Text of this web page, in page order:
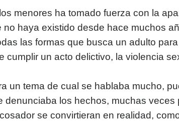
menores ha tomado fuerza con la
no haya existido desde hace muchos
las formas que busca un adulto
cumplir un acto delictivo, la violencia
un tema de cual se hablaba mucho,
denunciaba los hechos, muchas veces
se convirtieran en realidad,